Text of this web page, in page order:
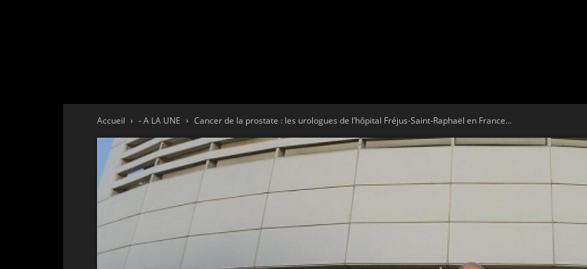
Accueil - A LA UNE Cancer de la prostate : les urologues de l’hôpital Fréjus-Saint-Raphaël en France...